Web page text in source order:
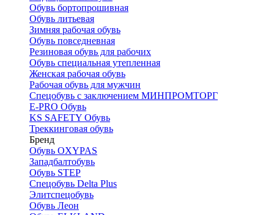
Обувь бортопрошивная
Обувь литьевая
Зимняя рабочая обувь
Обувь повседневная
Резиновая обувь для рабочих
Обувь специальная утепленная
Женская рабочая обувь
Рабочая обувь для мужчин
Спецобувь с заключением МИНПРОМТОРГ
E-PRO Обувь
KS SAFETY Обувь
Треккинговая обувь
Бренд
Обувь OXYPAS
Западбалтобувь
Обувь STEP
Спецобувь Delta Plus
Элитспецобувь
Обувь Леон